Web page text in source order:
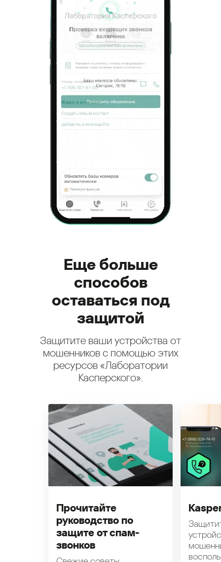
Еще больше
способов
оставаться под
защитой
Защитите ваши устройства от
мошенников с помощью этих
ресурсов «Лаборатории
Касперского».
Прочитайте
руководство по
защите от спам-
звонков